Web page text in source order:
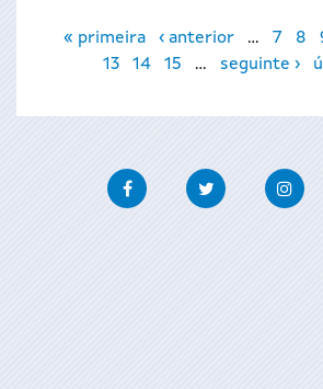
Páxinas
« primeira ‹ anterior … 7 8
13
14 15 … seguinte ›
FacebookTwitter